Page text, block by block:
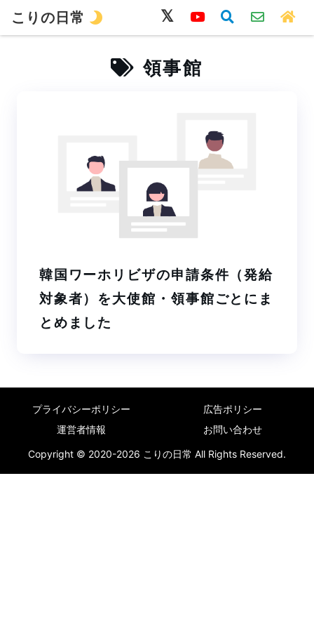
韓国語 旅行 留学 ワーホリ 生活
領事館
韓国ワーホリビザの申請条件（発給
対象者）を大使館・領事館ごとにま
とめました
プライバシーポリシー
広告ポリシー
運営者情報
お問い合わせ
Copyright © 2020-2026 こりの日常 All Rights Reserved.
こりの日常